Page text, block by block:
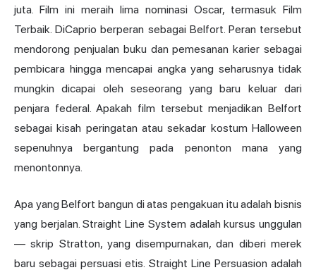
juta. Film ini meraih lima nominasi Oscar, termasuk Film
Terbaik. DiCaprio berperan sebagai Belfort. Peran tersebut
mendorong penjualan buku dan pemesanan karier sebagai
pembicara hingga mencapai angka yang seharusnya tidak
mungkin dicapai oleh seseorang yang baru keluar dari
penjara federal. Apakah film tersebut menjadikan Belfort
sebagai kisah peringatan atau sekadar kostum Halloween
sepenuhnya bergantung pada penonton mana yang
menontonnya.
Apa yang Belfort bangun di atas pengakuan itu adalah bisnis
yang berjalan. Straight Line System adalah kursus unggulan
— skrip Stratton, yang disempurnakan, dan diberi merek
baru sebagai persuasi etis. Straight Line Persuasion adalah